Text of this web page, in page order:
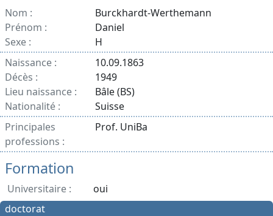
Nom :
Burckhardt-Werthemann
Prénom :
Daniel
Sexe :
H
Naissance :
10.09.1863
Décès :
1949
Lieu naissance :
Bâle (BS)
Nationalité :
Suisse
Principales
professions :
Prof. UniBa
Formation
Universitaire :
oui
doctorat